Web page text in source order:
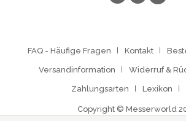
FAQ - Häufige Fragen Kontakt
Versandinformation Widerruf &
Zahlungsarten Lexikon
Copyright © Messerworld